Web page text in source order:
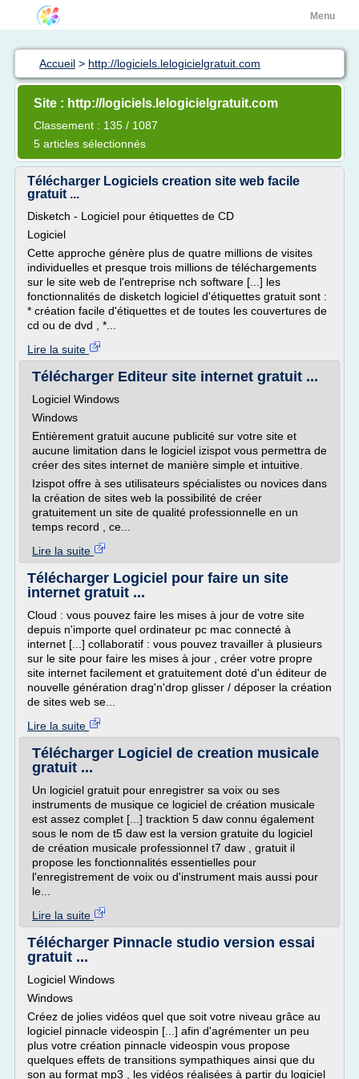
Menu
Accueil > http://logiciels.lelogicielgratuit.com
Site : http://logiciels.lelogicielgratuit.com
Classement : 135 / 1087
5 articles sélectionnés
Télécharger Logiciels creation site web facile
gratuit ...
Disketch - Logiciel pour étiquettes de CD
Logiciel
Cette approche génère plus de quatre millions de visites
individuelles et presque trois millions de téléchargements
sur le site web de l'entreprise nch software [...] les
fonctionnalités de disketch logiciel d'étiquettes gratuit sont :
* création facile d'étiquettes et de toutes les couvertures de
cd ou de dvd , *...
Lire la suite
Télécharger Editeur site internet gratuit ...
Logiciel Windows
Windows
Entièrement gratuit aucune publicité sur votre site et
aucune limitation dans le logiciel izispot vous permettra de
créer des sites internet de manière simple et intuitive.
Izispot offre à ses utilisateurs spécialistes ou novices dans
la création de sites web la possibilité de créer
gratuitement un site de qualité professionnelle en un
temps record , ce...
Lire la suite
Télécharger Logiciel pour faire un site
internet gratuit ...
Cloud : vous pouvez faire les mises à jour de votre site
depuis n'importe quel ordinateur pc mac connecté à
internet [...] collaboratif : vous pouvez travailler à plusieurs
sur le site pour faire les mises à jour , créer votre propre
site internet facilement et gratuitement doté d'un éditeur de
nouvelle génération drag'n'drop glisser / déposer la création
de sites web se...
Lire la suite
Télécharger Logiciel de creation musicale
gratuit ...
Un logiciel gratuit pour enregistrer sa voix ou ses
instruments de musique ce logiciel de création musicale
est assez complet [...] tracktion 5 daw connu également
sous le nom de t5 daw est la version gratuite du logiciel
de création musicale professionnel t7 daw , gratuit il
propose les fonctionnalités essentielles pour
l'enregistrement de voix ou d'instrument mais aussi pour
le...
Lire la suite
Télécharger Pinnacle studio version essai
gratuit ...
Logiciel Windows
Windows
Créez de jolies vidéos quel que soit votre niveau grâce au
logiciel pinnacle videospin [...] afin d'agrémenter un peu
plus votre création pinnacle videospin vous propose
quelques effets de transitions sympathiques ainsi que du
son au format mp3 , les vidéos réalisées à partir du logiciel